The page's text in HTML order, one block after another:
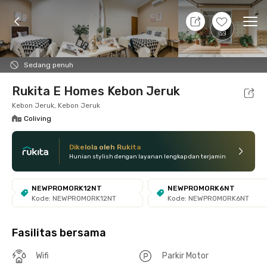
+11
Sedang penuh
8 Agt 26 - Belum tahu
Foto Fasilitas bersama Lokasi Kamar
Rukita E Homes Kebon Jeruk
Kebon Jeruk, Kebon Jeruk
Coliving
Dikelola oleh Rukita
Hunian stylish dengan layanan lengkap dan terjamin
NEWPROMORK12NT
Kode: NEWPROMORK12NT
NEWPROMORK6NT
Kode: NEWPROMORK6NT
Fasilitas bersama
Wifi Parkir Motor